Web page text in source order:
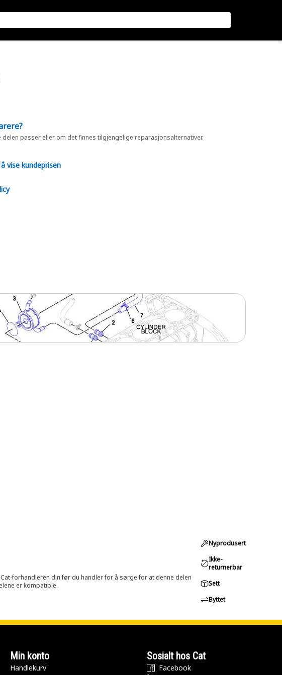
passer eller om det finnes tilgjengelige reparasjonsalternativer.
vise kundeprisen
forhandleren din før du handler for å sørge for at denne delen
er kompatible.
Nyprodusert
Ikke-
returnerbar
Sett
Byttet
Min konto
Handlekurv
Sosialt hos Cat
Facebook